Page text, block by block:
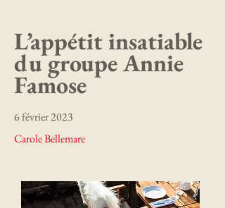
L’appétit insatiable
du groupe Annie
Famose
6 février 2023
Carole Bellemare